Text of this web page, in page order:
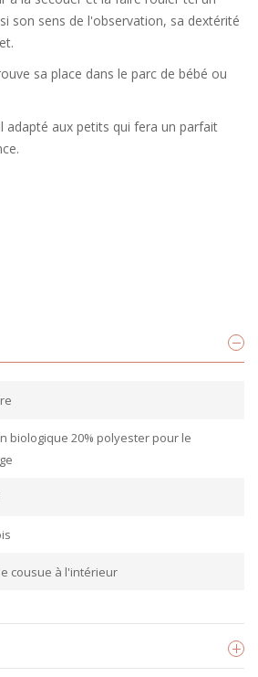
son sens de l'observation, sa dextérité
sa place dans le parc de bébé ou
adapté aux petits qui fera un parfait
biologique 20% polyester pour le
cousue à l'intérieur